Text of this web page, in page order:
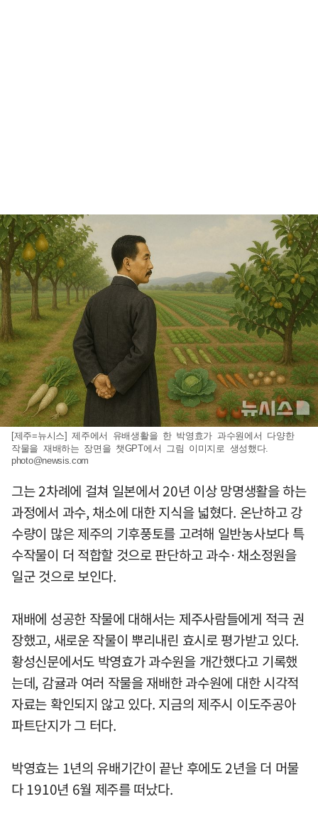
[제주=뉴시스] 제주에서 유배생활을 한 박영효가 과수원에서 다양한
작물을 재배하는 장면을 챗GPT에서 그림 이미지로 생성했다.
photo@newsis.com
그는 2차례에 걸쳐 일본에서 20년 이상 망명생활을 하는
과정에서 과수, 채소에 대한 지식을 넓혔다. 온난하고 강
수량이 많은 제주의 기후풍토를 고려해 일반농사보다 특
수작물이 더 적합할 것으로 판단하고 과수·채소정원을
일군 것으로 보인다.
재배에 성공한 작물에 대해서는 제주사람들에게 적극 권
장했고, 새로운 작물이 뿌리내린 효시로 평가받고 있다.
황성신문에서도 박영효가 과수원을 개간했다고 기록했
는데, 감귤과 여러 작물을 재배한 과수원에 대한 시각적
자료는 확인되지 않고 있다. 지금의 제주시 이도주공아
파트단지가 그 터다.
박영효는 1년의 유배기간이 끝난 후에도 2년을 더 머물
다 1910년 6월 제주를 떠났다.